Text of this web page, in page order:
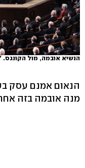
הנשיא אובמה, מול
הנאום אמנם עסק
מנה אובמה בזה